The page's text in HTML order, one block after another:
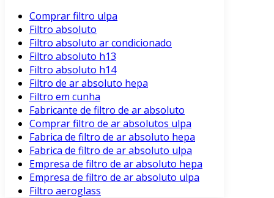
Comprar filtro ulpa
Filtro absoluto
Filtro absoluto ar condicionado
Filtro absoluto h13
Filtro absoluto h14
Filtro de ar absoluto hepa
Filtro em cunha
Fabricante de filtro de ar absoluto
Comprar filtro de ar absolutos ulpa
Fabrica de filtro de ar absoluto hepa
Fabrica de filtro de ar absoluto ulpa
Empresa de filtro de ar absoluto hepa
Empresa de filtro de ar absoluto ulpa
Filtro aeroglass